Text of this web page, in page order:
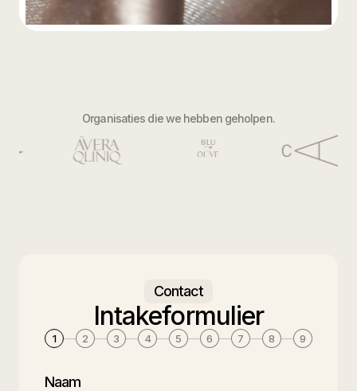
Organisaties die we hebben geholpen.
Contact
Intakeformulier
1 2 3 4 5 6 7 8 9
Naam